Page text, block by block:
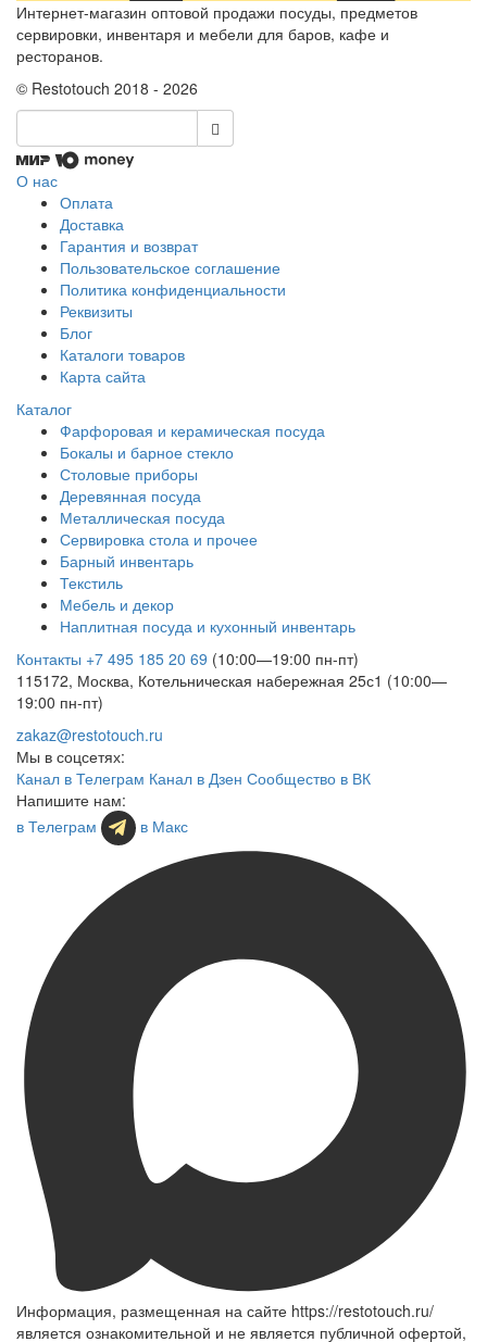
Интернет-магазин оптовой продажи посуды, предметов
сервировки, инвентаря и мебели для баров, кафе и
ресторанов.
© Restotouch 2018 - 2026
О нас
Оплата
Доставка
Гарантия и возврат
Пользовательское соглашение
Политика конфиденциальности
Реквизиты
Блог
Каталоги товаров
Карта сайта
Каталог
Фарфоровая и керамическая посуда
Бокалы и барное стекло
Столовые приборы
Деревянная посуда
Металлическая посуда
Сервировка стола и прочее
Барный инвентарь
Текстиль
Мебель и декор
Наплитная посуда и кухонный инвентарь
Контакты +7 495 185 20 69 (10:00—19:00 пн-пт)
115172, Москва, Котельническая набережная 25с1 (10:00—
19:00 пн-пт)
zakaz@restotouch.ru
Мы в соцсетях:
Канал в Телеграм Канал в Дзен Сообщество в ВК
Напишите нам:
в Телеграм
в Макс
Информация, размещенная на сайте https://restotouch.ru/
является ознакомительной и не является публичной офертой,